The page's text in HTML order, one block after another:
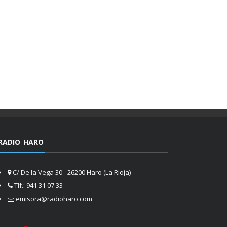
HARO
C/ De la Vega 30 - 26200 Haro (La Rioja)
Tlf.: 941 31 07 33
emisora@radioharo.com